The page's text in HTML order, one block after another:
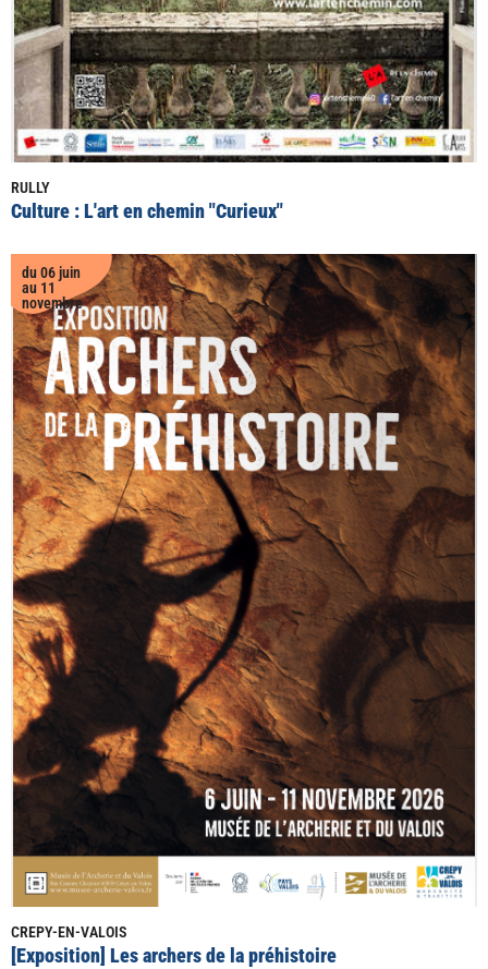
RULLY
Culture : L'art en chemin "Curieux"
du 06 juin
au 11
novembre
CREPY-EN-VALOIS
[Exposition] Les archers de la préhistoire